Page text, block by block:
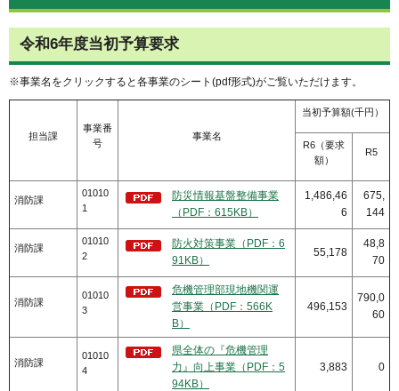
令和6年度当初予算要求
※事業名をクリックすると各事業のシート(pdf形式)がご覧いただけます。
担当課
事業番
号
事業名
当初予算額(千円）
R6（要求
額）
R5
消防課
01010
1
防災情報基盤整備事業
（PDF：615KB）
1,486,46
6
675,
144
消防課
01010
2
防火対策事業（PDF：6
91KB）
55,178
48,8
70
消防課
01010
3
危機管理部現地機関運
営事業（PDF：566K
B）
496,153
790,0
60
消防課
01010
4
県全体の『危機管理
力』向上事業（PDF：5
94KB）
3,883 0